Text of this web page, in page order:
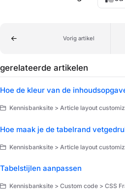
Vorig artikel
gerelateerde artikelen
Hoe de kleur van de
Kennisbanksite > Article layout
Hoe maak je de tabelrand
Kennisbanksite > Article layout
Tabelstijlen aanpassen
Kennisbanksite > Custom code > CSS